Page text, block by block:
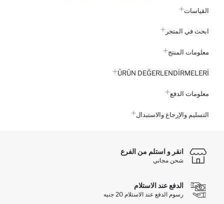
القياسات
ابحث في المتجر
معلومات المنتج
ÜRÜN DEĞERLENDİRMELERİ
معلومات الدفع
التسليم والإرجاع والاستبدال
انقر و استلم من الفرع
شحن مجاني
الدفع عند الاستلام
رسوم الدفع عند الاستلام 20 جنيه